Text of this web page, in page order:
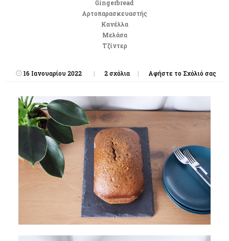
Gingerbread
Αρτοπαρασκευαστής
Κανέλλα
Μελάσα
Τζίντερ
16 Ιανουαρίου 2022 2 σχόλια Αφήστε το Σχόλιό σας